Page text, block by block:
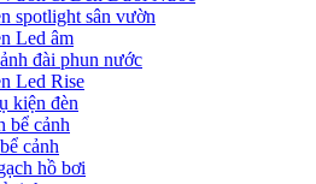
spotlight sân vườn
Led âm
đài phun nước
Led Rise
kiện đèn
bể cảnh
cảnh
hồ bơi